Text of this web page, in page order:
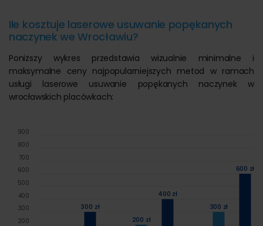
Ile kosztuje laserowe usuwanie popękanych
naczynek we Wrocławiu?
Poniższy wykres przedstawia wizualnie minimalne i
maksymalne ceny najpopularniejszych metod w ramach
usługi laserowe usuwanie popękanych naczynek w
wrocławskich placówkach:
200 zł
300 zł
300 zł
400 zł
600 zł
200
300
400
500
600
700
800
900